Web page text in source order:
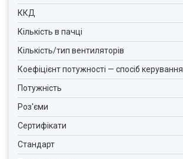
ККД
Кількість в пачці
Кількість/тип вентиляторів
Коефіцієнт потужності — спосіб керування
Потужність
Роз'єми
Сертифікати
Стандарт